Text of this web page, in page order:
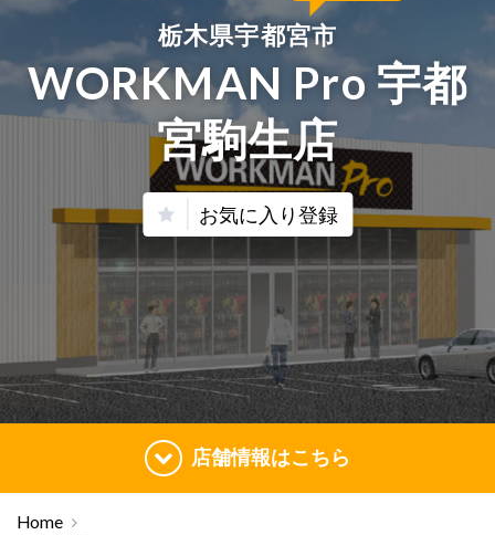
栃木県宇都宮市
WORKMAN Pro 宇都
宮駒生店
お気に入り登録
店舗情報はこちら
Home